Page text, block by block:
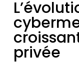
privée